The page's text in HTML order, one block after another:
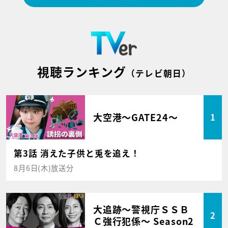
視聴ランキング （テレビ朝日）
大空港～GATE24～ 1
第3話 消えた子供と兎を追え！
8月6日(木)放送分
大追跡～警視庁ＳＳＢ
Ｃ強行犯係～ Season2
2